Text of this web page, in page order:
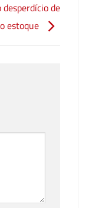
desperdício de
estoque